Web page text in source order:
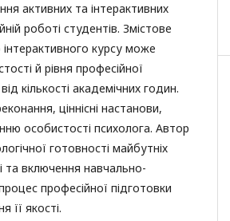
активних та інтерактивних
роботі студентів. Змістове
курсу може
й рівня професійної
кількості академічних годин.
ціннісні настанови,
особистості психолога. Автор
готовності майбутніх
та включення навчально-
професійної підготовки
її якості.